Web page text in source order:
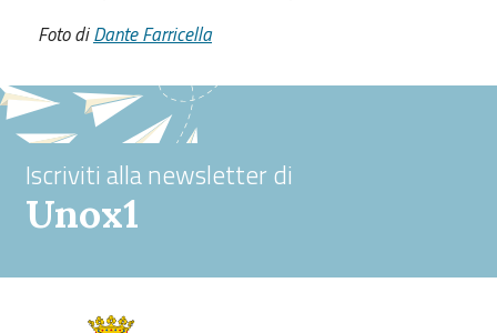
Foto diDante Farricella
Iscriviti alla newsletter di
Unox1